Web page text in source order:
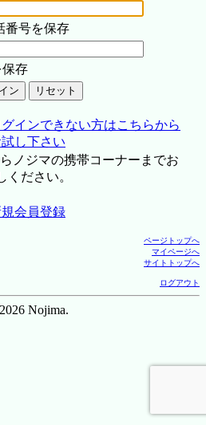
番号を保存
存
インできない方はこちらから
し下さい
ノジマの携帯コーナーまでお
ください。
規会員登録
ページトップへ
マイページへ
サイトトップへ
ログアウト
Nojima.